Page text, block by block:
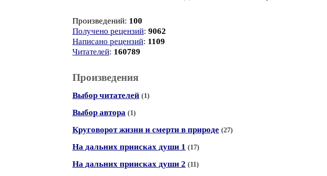
Произведений: 100
Получено рецензий: 9062
Написано рецензий: 1109
Читателей: 160789
Произведения
Выбор читателей (1)
Выбор автора (1)
Круговорот жизни и смерти в природе (27)
На дальних приисках души 1 (17)
На дальних приисках души 2 (11)